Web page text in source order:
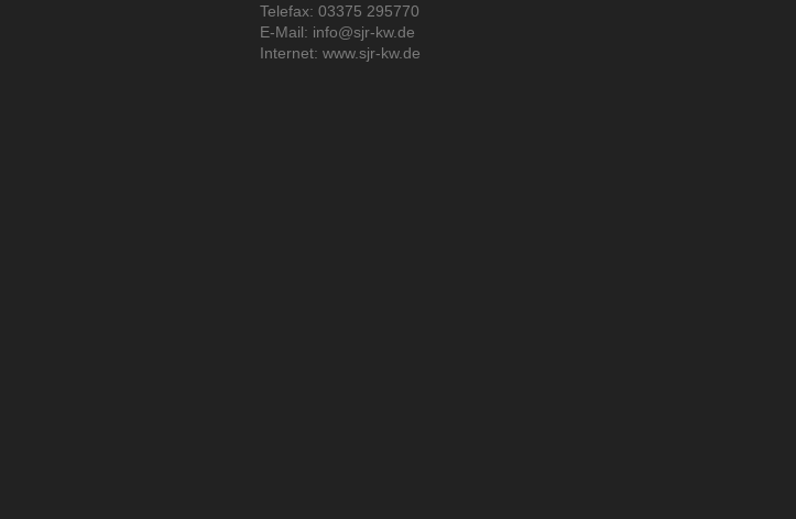
Telefax: 03375 295770
E-Mail: info@sjr-kw.de
Internet: www.sjr-kw.de